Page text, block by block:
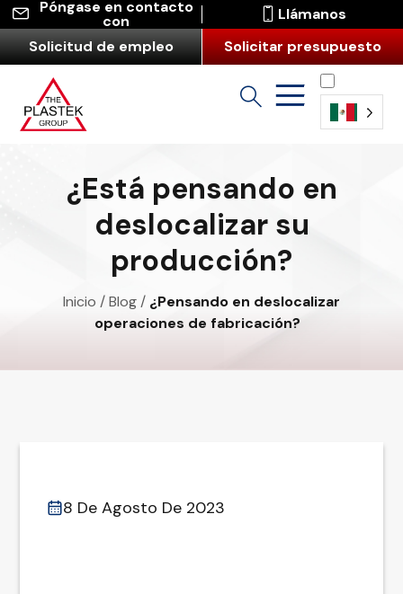
Póngase en contacto
con
Llámanos
Solicitud de empleo
Solicitar presupuesto
¿Está pensando en
deslocalizar su
producción?
Inicio /Blog / ¿Pensando en deslocalizar
operaciones de fabricación?
8 De Agosto De 2023